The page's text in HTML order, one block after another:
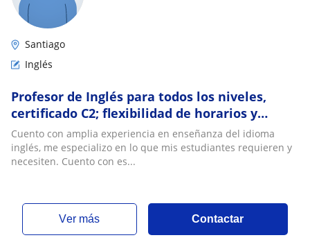
Santiago
Inglés
Profesor de Inglés para todos los niveles,
certificado C2; flexibilidad de horarios y
contenidos
Cuento con amplia experiencia en enseñanza del idioma
inglés, me especializo en lo que mis estudiantes requieren y
necesiten. Cuento con es...
ver más Contactar